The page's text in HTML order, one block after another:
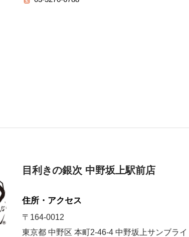
目利きの銀次 中野坂上駅前店
住所・アクセス
〒164-0012
東京都 中野区 本町2-46-4 中野坂上サンブライ